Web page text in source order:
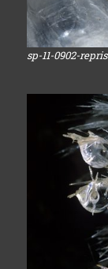
sp-11-0902-repris